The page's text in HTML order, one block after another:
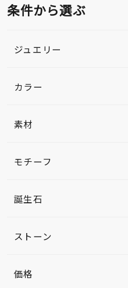
条件から選ぶ
ジュエリー
カラー
素材
モチーフ
誕生石
ストーン
価格